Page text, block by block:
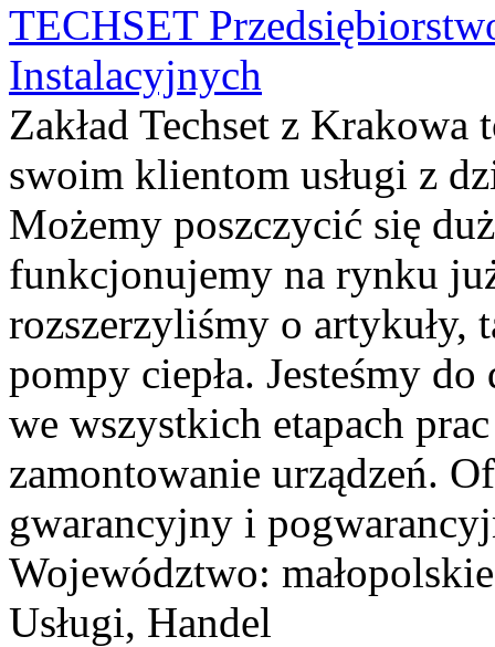
TECHSET
Instalacyjnych
Zakład Techset z
swoim klientom usługi z
Możemy poszczycić się
funkcjonujemy na rynku
rozszerzyliśmy o artykuły,
pompy ciepła. Jesteśmy
we wszystkich etapach
zamontowanie urządzeń.
gwarancyjny i
Województwo: małopolskie
Usługi, Handel